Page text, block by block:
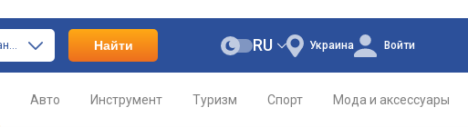
только фигурки и трансформеры Найти Украина
RU Войти
Авто Инструмент Туризм Спорт Мода и аксессуары